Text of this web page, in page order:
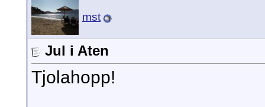
mst
Jul i Aten
Tjolahopp!